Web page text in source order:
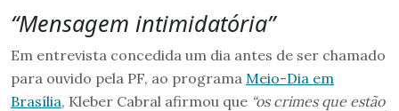
“Mensagem intimidatória”
Em entrevista concedida um dia antes de ser chamado
para ouvido pela PF, ao programa Meio-Dia em
Brasília, Kleber Cabral afirmou que “os crimes que estão